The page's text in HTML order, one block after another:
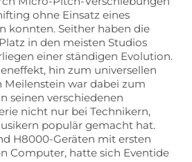
ohne Einsatz eines
konnten. Seither haben die
in den meisten Studios
einer ständigen Evolution.
hin zum universellen
Meilenstein war dabei zum
seinen verschiedenen
nicht nur bei Technikern,
populär gemacht hat.
H8000-Geräten mit ersten
Computer, hatte sich Eventide